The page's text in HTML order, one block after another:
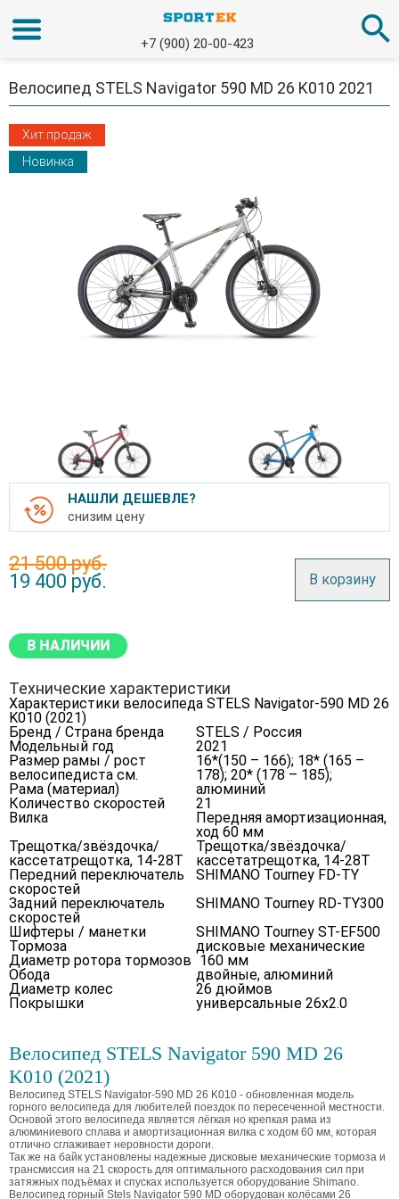
+7 (900) 20-00-423
Велосипед STELS Navigator 590 MD 26 K010 2021
Хит продаж
Новинка
НАШЛИ ДЕШЕВЛЕ?
снизим цену
19 400 руб.
21 500 руб.
В корзину
В НАЛИЧИИ
Технические характеристики
Характеристики велосипеда STELS Navigator-590 MD 26
K010 (2021)
Бренд / Страна бренда
STELS / Россия
Модельный год
2021
Размер рамы / рост
велосипедиста см.
16*(150 – 166); 18* (165 –
178); 20* (178 – 185);
Рама (материал)
алюминий
Количество скоростей
21
Вилка
Передняя амортизационная,
ход 60 мм
Трещотка/звёздочка/
кассетатрещотка, 14-28Т
Трещотка/звёздочка/
кассетатрещотка, 14-28Т
Передний переключатель
скоростей
SHIMANO Tourney FD-TY
Задний переключатель
скоростей
SHIMANO Tourney RD-TY300
Шифтеры / манетки
SHIMANO Tourney ST-EF500
Тормоза
дисковые механические
Диаметр ротора тормозов 160 мм
Обода
двойные, алюминий
Диаметр колес
26 дюймов
Покрышки
универсальные 26х2.0
Велосипед STELS Navigator 590 MD 26
K010 (2021)
Велосипед STELS Navigator-590 MD 26 K010 - обновленная модель
горного велосипеда для любителей поездок по пересеченной местности.
Основой этого велосипеда является лёгкая но крепкая рама из
алюминиевого сплава и амортизационная вилка с ходом 60 мм, которая
отлично сглаживает неровности дороги.
Так же на байк установлены надежные дисковые механические тормоза и
трансмиссия на 21 скорость для оптимального расходования сил при
затяжных подъёмах и спусках используется оборудование Shimano.
Велосипед горный Stels Navigator 590 MD оборудован колёсами 26